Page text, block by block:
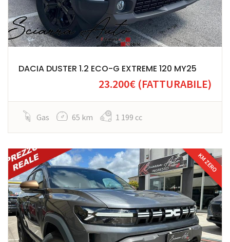
DACIA DUSTER 1.2 ECO-G EXTREME 120 MY25
23.200€ (FATTURABILE)
Gas 65 km 1 199 cc
KM ZERO